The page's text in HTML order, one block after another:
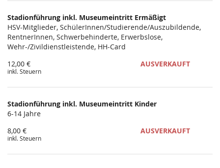
Stadionführung inkl. Museumeintritt Ermäßigt
HSV-Mitglieder, SchülerInnen/Studierende/Auszubildende,
RentnerInnen, Schwerbehinderte, Erwerbslose,
Wehr-/Zivildienstleistende, HH-Card
12,00 €
inkl. Steuern
AUSVERKAUFT
Stadionführung inkl. Museumeintritt Kinder
6-14 Jahre
8,00 €
inkl. Steuern
AUSVERKAUFT